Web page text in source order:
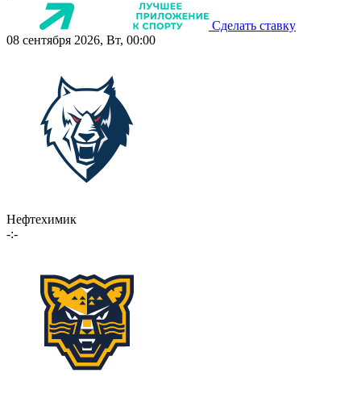
Сделать ставку
08 сентября 2026, Вт, 00:00
Нефтехимик
-:-